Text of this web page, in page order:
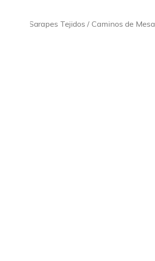
Sarapes Tejidos / Caminos de Mesa